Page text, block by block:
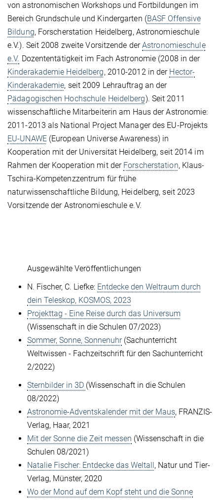
von astronomischen Workshops und Fortbildungen im
Bereich Grundschule und Kindergarten (BASF Offensive
Bildung, Forscherstation Heidelberg, Astronomieschule
e.V.). Seit 2008 zweite Vorsitzende derAstronomieschule
e.V. Dozententätigkeit im Fach Astronomie (2008 in der
Kinderakademie Heidelberg, 2010-2012 in der Hector-
Kinderakademie, seit 2009 Lehrauftrag an der
Pädagogischen Hochschule Heidelberg). Seit 2011
wissenschaftliche Mitarbeiterin am Haus der Astronomie:
2011-2013 als National Project Manager des EU-Projekts
EU-UNAWE(European Universe Awareness) in
Kooperation mit der Universität Heidelberg, seit 2014 im
Rahmen der Kooperation mit der Forscherstation, Klaus-
Tschira-Kompetenzzentrum für frühe
naturwissenschaftliche Bildung, Heidelberg, seit 2023
Vorsitzende der Astronomieschule e.V.
Ausgewählte Veröffentlichungen
N. Fischer, C. Liefke: Entdecke den Weltraum durch
dein Teleskop, KOSMOS, 2023
Projekttag - Eine Reise durch das Universum
(Wissenschaft in die Schulen 07/2023)
Sommer, Sonne, Sonnenuhr(Sachunterricht
Weltwissen - Fachzeitschrift für den Sachunterricht
2/2022)
Sternbilder in 3D (Wissenschaft in die Schulen
08/2022)
Astronomie-Adventskalender mit der Maus, FRANZIS-
Verlag, Haar, 2021
Mit der Sonne die Zeit messen (Wissenschaft in die
Schulen 08/2021)
Natalie Fischer: Entdecke das Weltall , Natur und Tier-
Verlag, Münster, 2020
Wo der Mond auf dem Kopf steht und die Sonne